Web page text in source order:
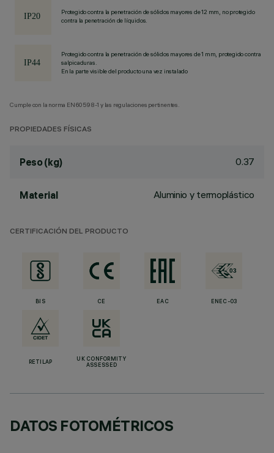
Protegido contra la penetración de sólidos mayores de 12 mm, no protegido
contra la penetración de líquidos.
Protegido contra la penetración de sólidos mayores de 1 mm, protegido contra
salpicaduras.
En la parte visible del producto una vez instalado
Cumple con la norma EN60598-1 y las regulaciones pertinentes.
PROPIEDADES FÍSICAS
Peso (kg) 0.37
Material Aluminio y termoplástico
CERTIFICACIÓN DEL PRODUCTO
BIS CE EAC ENEC-03
RETILAP
UK CONFORMITY
ASSESSED
DATOS FOTOMÉTRICOS